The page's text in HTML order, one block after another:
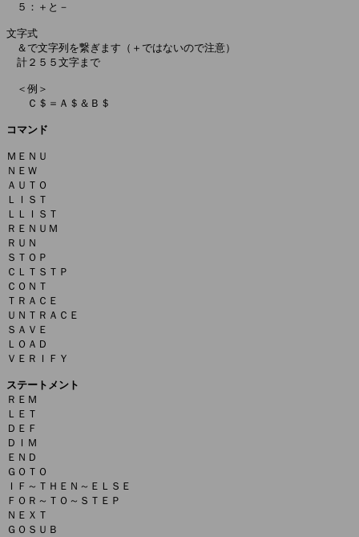
５：＋と－
文字式
＆で文字列を繋ぎます（＋ではないので注意）
計２５５文字まで
＜例＞
Ｃ＄＝Ａ＄＆Ｂ＄
コマンド
ＭＥＮＵ
ＮＥＷ
ＡＵＴＯ
ＬＩＳＴ
ＬＬＩＳＴ
ＲＥＮＵＭ
ＲＵＮ
ＳＴＯＰ
ＣＬＴＳＴＰ
ＣＯＮＴ
ＴＲＡＣＥ
ＵＮＴＲＡＣＥ
ＳＡＶＥ
ＬＯＡＤ
ＶＥＲＩＦＹ
ステートメント
ＲＥＭ
ＬＥＴ
ＤＥＦ
ＤＩＭ
ＥＮＤ
ＧＯＴＯ
ＩＦ～ＴＨＥＮ～ＥＬＳＥ
ＦＯＲ～ＴＯ～ＳＴＥＰ
ＮＥＸＴ
ＧＯＳＵＢ